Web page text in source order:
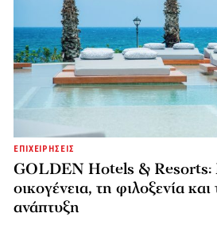
ΕΠΙΧΕΙΡΗΣΕΙΣ
GOLDEN Hotels & Resorts:
οικογένεια, τη φιλοξενία
ανάπτυξη